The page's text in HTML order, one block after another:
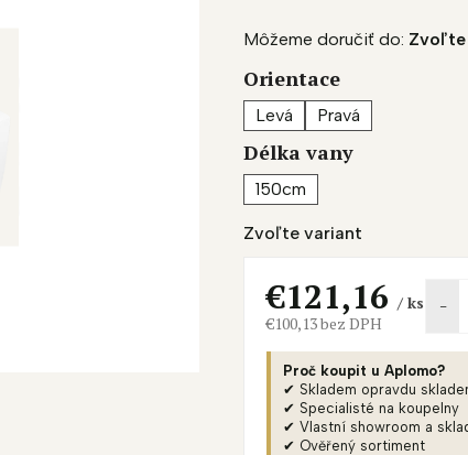
Zvoľte variant
Môžeme doručiť do: Zvoľte
Orientace
Levá Pravá
Délka vany
150cm
produktu
0,0
5
hviezdičiek.
€121,16 / ks
€100,13 bez DPH
Proč koupit u Aplomo?
✔ Skladem opravdu
✔ Specialisté na koupelny
✔ Vlastní showroom a
✔ Ověřený sortiment